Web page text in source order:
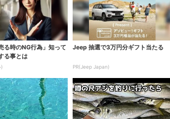
る時のNG行為」知って
る事とは
)
Jeep 抽選で3万円分ギフト当たる
PR(Jeep Japan)